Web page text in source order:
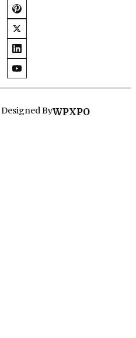
ByWPXPO